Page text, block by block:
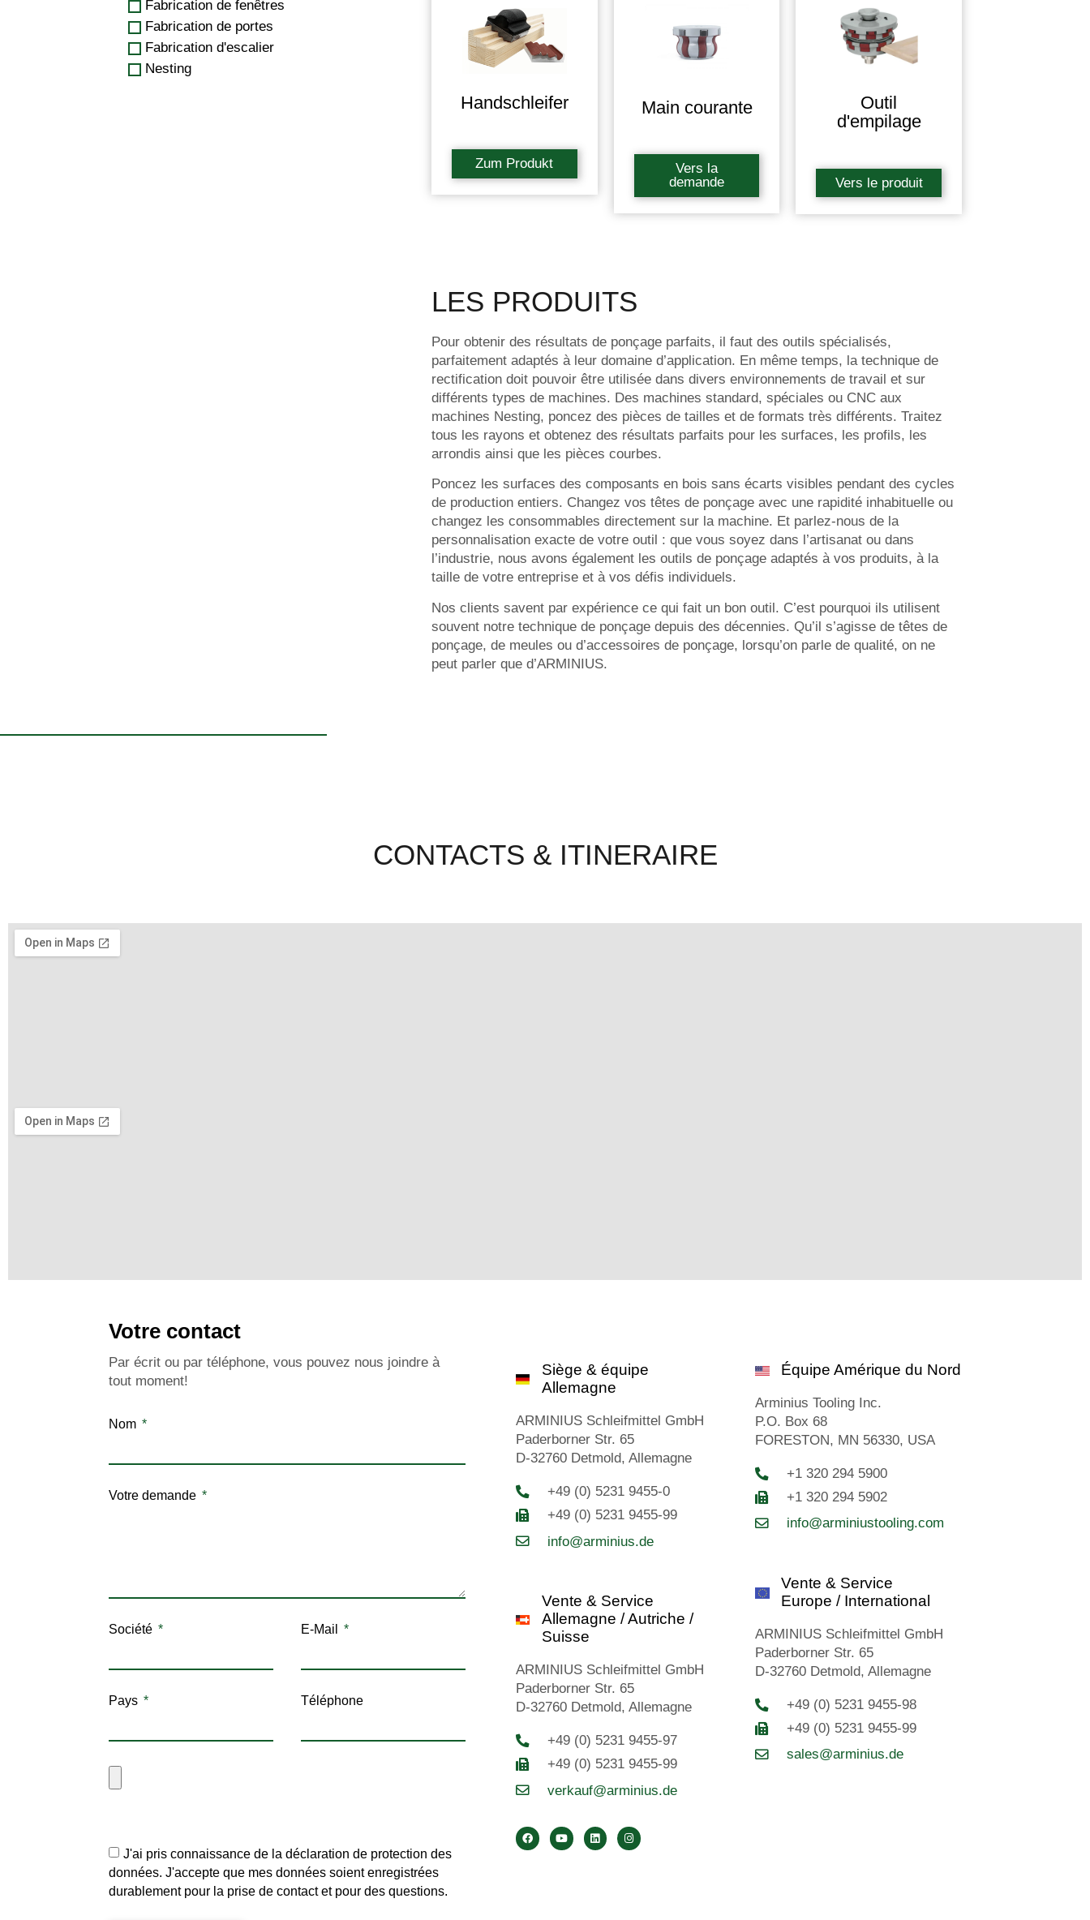
Fabrication de fenêtres
Fabrication de portes
Fabrication d'escalier
Nesting
Handschleifer
Zum Produkt
Main courante
Vers la
demande
Outil
d'empilage
Vers le produit
LES PRODUITS
Pour obtenir des résultats de ponçage parfaits, il faut des outils spécialisés,
parfaitement adaptés à leur domaine d’application. En même temps, la technique de
rectification doit pouvoir être utilisée dans divers environnements de travail et sur
différents types de machines. Des machines standard, spéciales ou CNC aux
machines Nesting, poncez des pièces de tailles et de formats très différents. Traitez
tous les rayons et obtenez des résultats parfaits pour les surfaces, les profils, les
arrondis ainsi que les pièces courbes.
Poncez les surfaces des composants en bois sans écarts visibles pendant des cycles
de production entiers. Changez vos têtes de ponçage avec une rapidité inhabituelle ou
changez les consommables directement sur la machine. Et parlez-nous de la
personnalisation exacte de votre outil : que vous soyez dans l’artisanat ou dans
l’industrie, nous avons également les outils de ponçage adaptés à vos produits, à la
taille de votre entreprise et à vos défis individuels.
Nos clients savent par expérience ce qui fait un bon outil. C’est pourquoi ils utilisent
souvent notre technique de ponçage depuis des décennies. Qu’il s’agisse de têtes de
ponçage, de meules ou d’accessoires de ponçage, lorsqu’on parle de qualité, on ne
peut parler que d’ARMINIUS.
CONTACTS & ITINERAIRE
Votre contact
Par écrit ou par téléphone, vous pouvez nous joindre à
tout moment!
Nom
Votre demande
Société E-Mail
Pays Téléphone
J'ai pris connaissance de la déclaration de protection des
données. J'accepte que mes données soient enregistrées
durablement pour la prise de contact et pour des questions.
Siège & équipe
Allemagne
ARMINIUS Schleifmittel GmbH
Paderborner Str. 65
D-32760 Detmold, Allemagne
+49 (0) 5231 9455-0
+49 (0) 5231 9455-99
info@arminius.de
Vente & Service
Allemagne / Autriche /
Suisse
ARMINIUS Schleifmittel GmbH
Paderborner Str. 65
D-32760 Detmold, Allemagne
+49 (0) 5231 9455-97
+49 (0) 5231 9455-99
verkauf@arminius.de
Équipe Amérique du Nord
Arminius Tooling Inc.
P.O. Box 68
FORESTON, MN 56330, USA
+1 320 294 5900
+1 320 294 5902
info@arminiustooling.com
Vente & Service
Europe / International
ARMINIUS Schleifmittel GmbH
Paderborner Str. 65
D-32760 Detmold, Allemagne
+49 (0) 5231 9455-98
+49 (0) 5231 9455-99
sales@arminius.de